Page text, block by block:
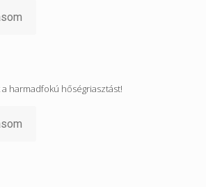
harmadfokú hőségriasztást!